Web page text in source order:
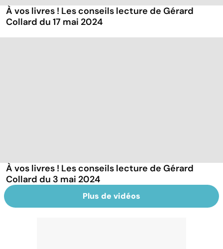
À vos livres ! Les conseils lecture de Gérard
Collard du 17 mai 2024
À vos livres ! Les conseils lecture de Gérard
Collard du 3 mai 2024
Plus de vidéos